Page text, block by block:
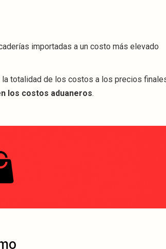
importadas a un costo más elevado
totalidad de los costos a los precios
los costos aduaneros.